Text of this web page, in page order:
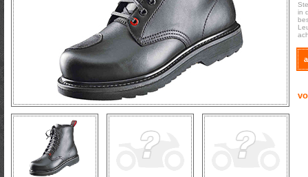
in